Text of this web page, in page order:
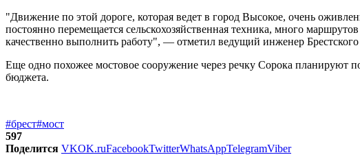
"Движение по этой дороге, которая ведет в город Высокое, очень
постоянно перемещается сельскохозяйственная техника, много
качественно выполнить работу", — отметил ведущий инженер
Еще одно похожее мостовое сооружение через речку Сорока планируют
бюджета.
#брест#мост
597
Поделится VKOK.ruFacebookTwitterWhatsAppTelegramViber